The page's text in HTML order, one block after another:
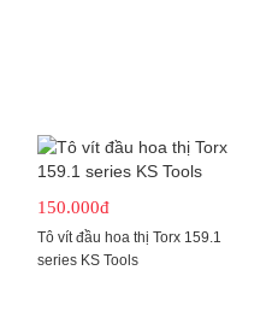
150.000đ
Tô vít đầu hoa thị Torx 159.1
series KS Tools